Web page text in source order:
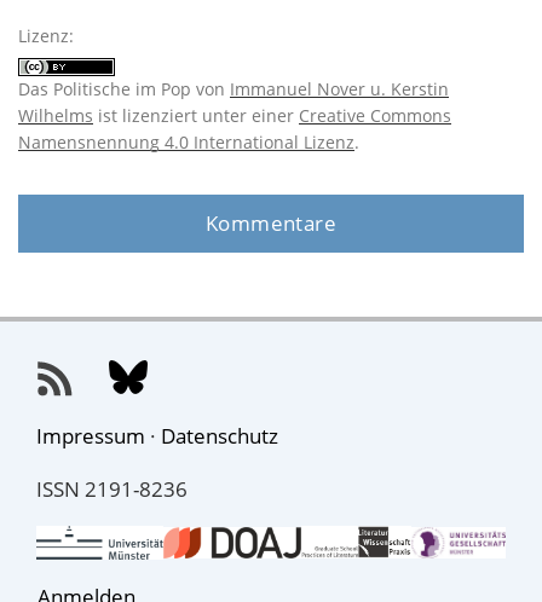
Lizenz:
Das Politische im Pop von Immanuel Nover u. Kerstin
Wilhelms ist lizenziert unter einer Creative Commons
Namensnennung 4.0 International Lizenz.
Kommentare
Impressum · Datenschutz
ISSN 2191-8236